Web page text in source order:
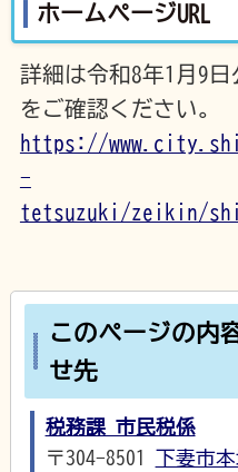
ホームページURL
詳細は令和8年1月9
をご確認ください。
https://
-
tetsuzuki/zeikin/
このページの内
せ先
税務課 市民税係
〒304-8501
下妻市